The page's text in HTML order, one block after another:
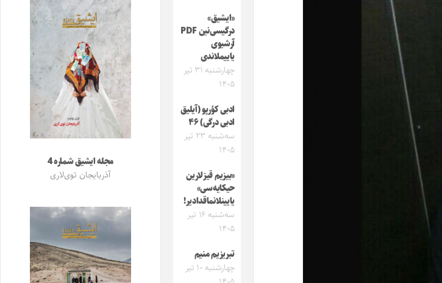
«ایشیق»
درگیسی‌نین PDF
آرشیوی
یاییملاندی
چهارشنبه ۳۱ تیر
۱۴۰۵
ادبی کؤرپو (آیلیق
ادبی درگی) ۴۶
سه‌شنبه ۲۳ تیر
۱۴۰۵
«بیزیم قیزلارین
حیکایه‌سی»
یایینلانماقدادیر!
سه‌شنبه ۱۶ تیر
۱۴۰۵
تبریزیم منیم
چهارشنبه ۱۰ تیر
مجله ایشیق شماره 4
آذربایجان توی‌لاری